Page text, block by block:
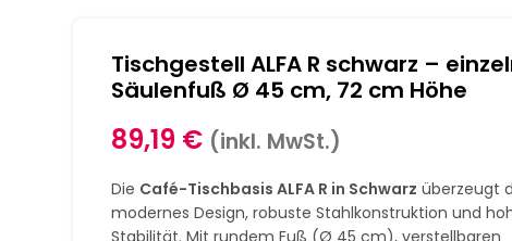
Tischgestell ALFA R schwarz –
Säulenfuß Ø 45 cm, 72 cm Höhe
89,19 € (inkl. MwSt.)
Die Café-Tischbasis ALFA R in Schwarz überzeugt
modernes Design, robuste Stahlkonstruktion und
Stabilität. Mit rundem Fuß (Ø 45 cm), verstellbaren